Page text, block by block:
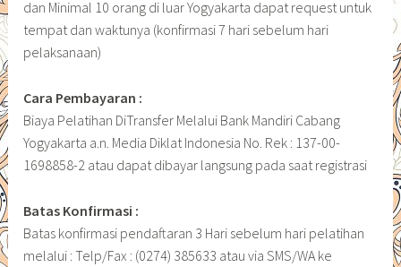
dan Minimal 10 orang di luar Yogyakarta dapat request untuk
tempat dan waktunya (konfirmasi 7 hari sebelum hari
pelaksanaan)
Cara Pembayaran :
Biaya Pelatihan DiTransfer Melalui Bank Mandiri Cabang
Yogyakarta a.n. Media Diklat Indonesia No. Rek : 137-00-
1698858-2 atau dapat dibayar langsung pada saat registrasi
Batas Konfirmasi :
Batas konfirmasi pendaftaran 3 Hari sebelum hari pelatihan
melalui : Telp/Fax : (0274) 385633 atau via SMS/WA ke